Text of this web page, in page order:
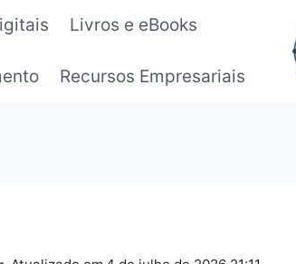
Livros e eBooks
Recursos Empresariais